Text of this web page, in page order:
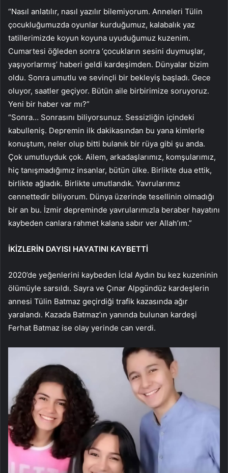
“Nasıl anlatılır, nasıl yazılır bilemiyorum. Anneleri Tülin
çocukluğumuzda oyunlar kurduğumuz, kalabalık yaz
tatillerimizde koyun koyuna uyuduğumuz kuzenim.
Cumartesi öğleden sonra ‘çocukların sesini duymuşlar,
yaşıyorlarmış’ haberi geldi kardeşimden. Dünyalar bizim
oldu. Sonra umutlu ve sevinçli bir bekleyiş başladı. Gece
oluyor, saatler geçiyor. Bütün aile birbirimize soruyoruz.
Yeni bir haber var mı?”
“Sonra… Sonrasını biliyorsunuz. Sessizliğin içindeki
kabulleniş. Depremin ilk dakikasından bu yana kimlerle
konuştum, neler olup bitti bulanık bir rüya gibi şu anda.
Çok umutluyduk çok. Ailem, arkadaşlarımız, komşularımız,
hiç tanışmadığımız insanlar, bütün ülke. Birlikte dua ettik,
birlikte ağladık. Birlikte umutlandık. Yavrularımız
cennettedir biliyorum. Dünya üzerinde tesellinin olmadığı
bir an bu. İzmir depreminde yavrularımızla beraber hayatını
kaybeden canlara rahmet kalana sabır ver Allah’ım.”
İKİZLERİN DAYISI HAYATINI KAYBETTİ
2020’de yeğenlerini kaybeden İclal Aydın bu kez kuzeninin
ölümüyle sarsıldı. Sayra ve Çınar Alpgündüz kardeşlerin
annesi Tülin Batmaz geçirdiği trafik kazasında ağır
yaralandı. Kazada Batmaz’ın yanında bulunan kardeşi
Ferhat Batmaz ise olay yerinde can verdi.